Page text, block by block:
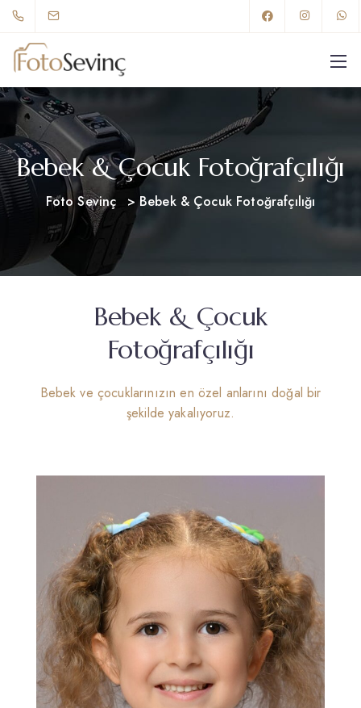
Bebek & Çocuk Fotoğrafçılığı
Foto Sevinç >Bebek & Çocuk Fotoğrafçılığı
Bebek & Çocuk
Fotoğrafçılığı
Bebek ve çocuklarınızın en özel anlarını doğal bir
şekilde yakalıyoruz.